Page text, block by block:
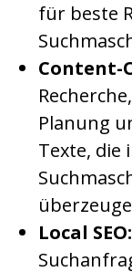
für beste
Content-
Planung
Texte, die
Local SEO: